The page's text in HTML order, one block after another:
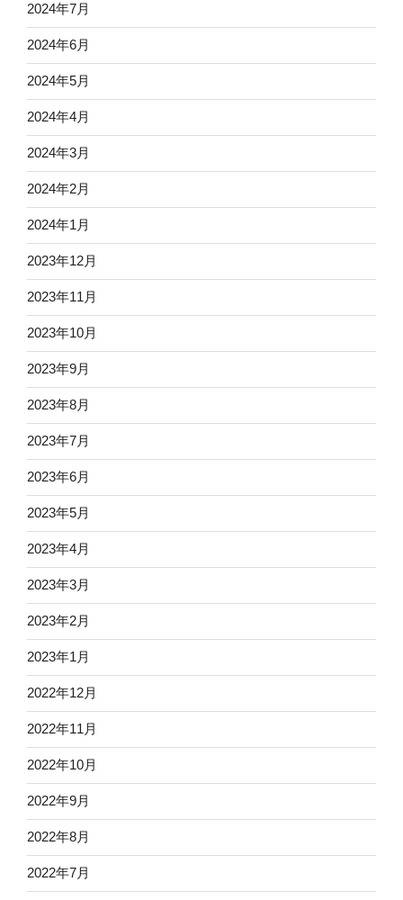
2024年7月
2024年6月
2024年5月
2024年4月
2024年3月
2024年2月
2024年1月
2023年12月
2023年11月
2023年10月
2023年9月
2023年8月
2023年7月
2023年6月
2023年5月
2023年4月
2023年3月
2023年2月
2023年1月
2022年12月
2022年11月
2022年10月
2022年9月
2022年8月
2022年7月